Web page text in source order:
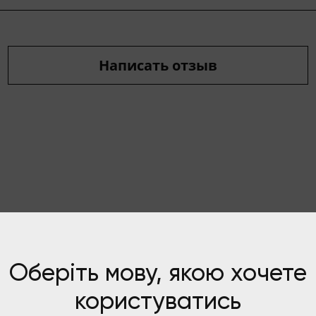
Написать отзыв
Оберіть мову, якою хочете
користуватись